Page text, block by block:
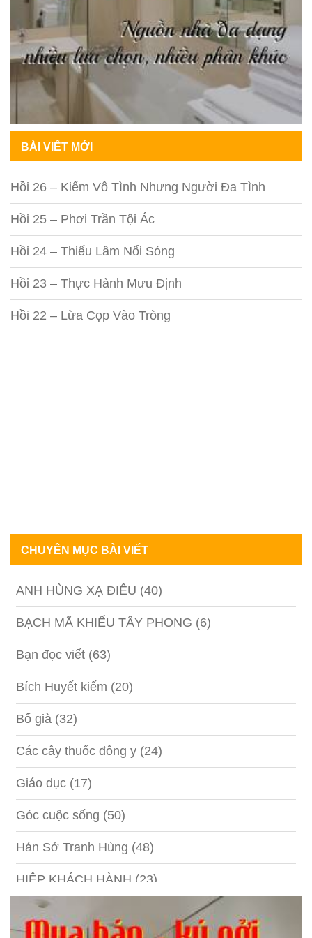
BÀI VIẾT MỚI
Hồi 26 – Kiếm Vô Tình Nhưng Người Đa Tình
Hồi 25 – Phơi Trần Tội Ác
Hồi 24 – Thiếu Lâm Nổi Sóng
Hồi 23 – Thực Hành Mưu Định
Hồi 22 – Lừa Cọp Vào Tròng
CHUYÊN MỤC BÀI VIẾT
ANH HÙNG XẠ ĐIÊU (40)
BẠCH MÃ KHIẾU TÂY PHONG (6)
Bạn đọc viết (63)
Bích Huyết kiếm (20)
Bố già (32)
Các cây thuốc đông y (24)
Giáo dục (17)
Góc cuộc sống (50)
Hán Sở Tranh Hùng (48)
HIỆP KHÁCH HÀNH (23)
Hồng lâu mộng